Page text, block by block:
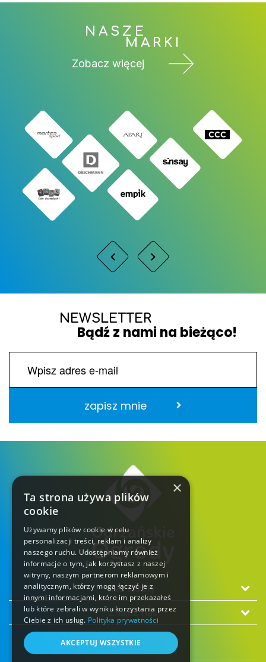
NASZE
MARKI
Zobacz więcej
NEWSLETTER
Bądź z nami na bieżąco!
zapisz mnie
Na skróty
Znajdź nas
×
Ta strona używa plików
cookie
Używamy plików cookie w celu
personalizacji treści, reklam i analizy
naszego ruchu. Udostępniamy również
informacje o tym, jak korzystasz z naszej
witryny, naszym partnerom reklamowym i
analitycznym, którzy mogą łączyć je z
innymi informacjami, które im przekazałeś
lub które zebrali w wyniku korzystania przez
Ciebie z ich usług. Polityka prywatności
AKCEPTUJ WSZYSTKIE